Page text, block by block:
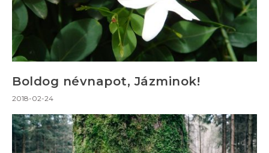
Boldog névnapot, Jázminok!
2018-02-24